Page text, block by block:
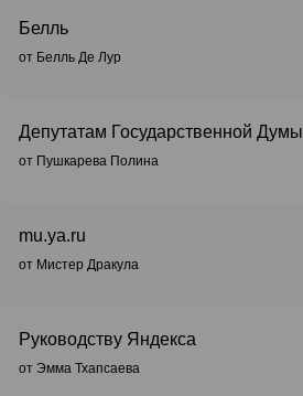
Белль
от Белль Де Лур
Депутатам Государственной Думы
от Пушкарева Полина
mu.ya.ru
от Мистер Дракула
Руководству Яндекса
от Эмма Тхапсаева